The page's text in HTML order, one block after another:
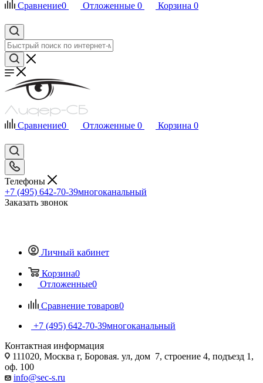
Сравнение0 Отложенные 0 Корзина 0
Сравнение0 Отложенные 0 Корзина 0
Телефоны
+7 (495) 642-70-39многоканальный
Заказать звонок
Личный кабинет
Корзина0
Отложенные0
Сравнение товаров0
+7 (495) 642-70-39многоканальный
Контактная информация
111020, Москва г, Боровая. ул, дом 7, строение 4, подъезд 1,
оф. 100
info@sec-s.ru